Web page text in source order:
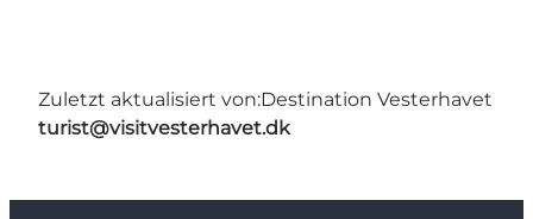
Zuletzt aktualisiert von:Destination Vesterhavet
turist@visitvesterhavet.dk